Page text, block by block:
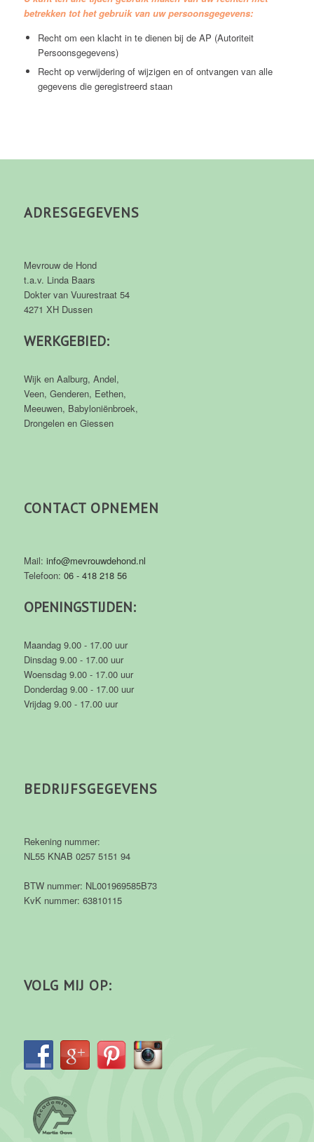
betrekken tot het gebruik van uw persoonsgegevens:
Recht om een klacht in te dienen bij de AP (Autoriteit
Persoonsgegevens)
Recht op verwijdering of wijzigen en of ontvangen van alle
gegevens die geregistreerd staan
ADRESGEGEVENS
Mevrouw de Hond
t.a.v. Linda Baars
Dokter van Vuurestraat 54
4271 XH Dussen
WERKGEBIED:
Wijk en Aalburg, Andel,
Veen, Genderen, Eethen,
Meeuwen, Babyloniënbroek,
Drongelen en Giessen
CONTACT OPNEMEN
Mail: info@mevrouwdehond.nl
Telefoon: 06 - 418 218 56
OPENINGSTIJDEN:
Maandag 9.00 - 17.00 uur
Dinsdag 9.00 - 17.00 uur
Woensdag 9.00 - 17.00 uur
Donderdag 9.00 - 17.00 uur
Vrijdag 9.00 - 17.00 uur
BEDRIJFSGEGEVENS
Rekening nummer:
NL55 KNAB 0257 5151 94
BTW nummer: NL001969585B73
KvK nummer: 63810115
VOLG MIJ OP: